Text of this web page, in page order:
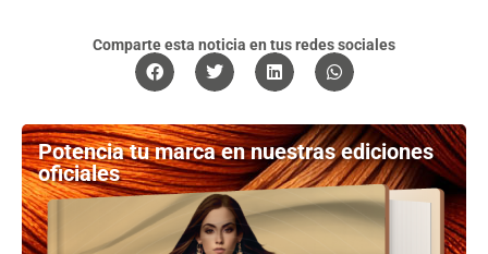
Comparte esta noticia en tus redes sociales
Potencia tu marca en nuestras ediciones
oficiales